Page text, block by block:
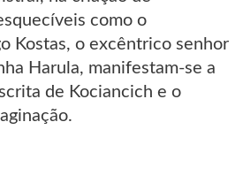
como o
Kostas, o excêntrico senhor
Harula, manifestam-se a
de Kociancich e o